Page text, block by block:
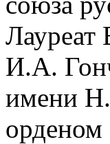
Лауреат
И.А.
имени